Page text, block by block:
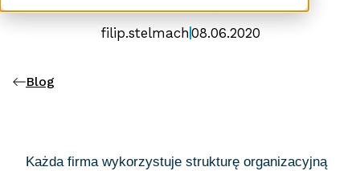
filip.stelmach 08.06.2020
Blog
Każda firma wykorzystuje strukturę organizacyjną